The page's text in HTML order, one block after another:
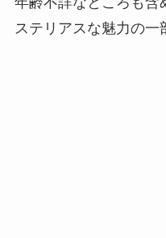
ステリアスな魅力の一